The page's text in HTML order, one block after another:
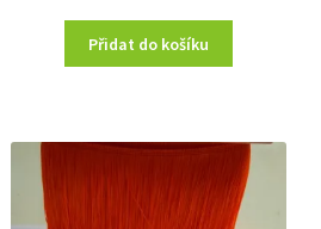
Přidat do košíku